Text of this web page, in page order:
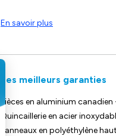
En savoir plus
Les meilleurs garanties
Pièces en aluminium
Quincaillerie en acier
Panneaux en polyéthylène